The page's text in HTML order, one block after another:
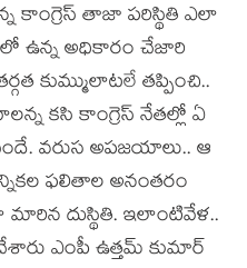
కాంగ్రెస్ తాజా పరిస్థితి ఎలా
ఉన్న అధికారం చేజారి
కుమ్ములాటలే తప్పించి..
కసి కాంగ్రెస్ నేతల్లో ఏ
వరుస అపజయాలు.. ఆ
ఫలితాల అనంతరం
మారిన దుస్థితి. ఇలాంటివేళ..
ఎంపీ ఉత్తమ్ కుమార్